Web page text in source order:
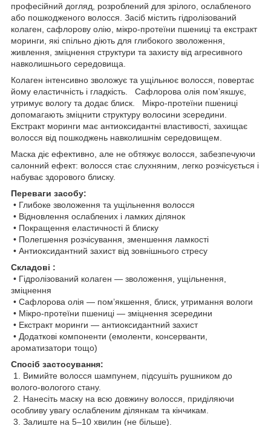
професійний догляд, розроблений для зрілого, ослабленого
або пошкодженого волосся. Засіб містить гідролізований
колаген, сафлорову олію, мікро-протеїни пшениці та екстракт
моринги, які спільно діють для глибокого зволоження,
живлення, зміцнення структури та захисту від агресивного
навколишнього середовища.
Колаген інтенсивно зволожує та ущільнює волосся, повертає
йому еластичність і гладкість. Сафлорова олія пом’якшує,
утримує вологу та додає блиск. Мікро-протеїни пшениці
допомагають зміцнити структуру волосини зсередини.
Екстракт моринги має антиоксидантні властивості, захищає
волосся від пошкоджень навколишнім середовищем.
Маска діє ефективно, але не обтяжує волосся, забезпечуючи
салонний ефект: волосся стає слухняним, легко розчісується і
набуває здорового блиску.
Переваги засобу:
• Глибоке зволоження та ущільнення волосся
• Відновлення ослаблених і ламких ділянок
• Покращення еластичності й блиску
• Полегшення розчісування, зменшення ламкості
• Антиоксидантний захист від зовнішнього стресу
Складові :
• Гідролізований колаген — зволоження, ущільнення,
зміцнення
• Сафлорова олія — пом’якшення, блиск, утримання вологи
• Мікро-протеїни пшениці — зміцнення зсередини
• Екстракт моринги — антиоксидантний захист
• Додаткові компоненти (емоленти, консерванти,
ароматизатори тощо)
Спосіб застосування:
1. Вимийте волосся шампунем, підсушіть рушником до
волого-вологого стану.
2. Нанесіть маску на всю довжину волосся, приділяючи
особливу увагу ослабленим ділянкам та кінчикам.
3. Залиште на 5–10 хвилин (не більше).